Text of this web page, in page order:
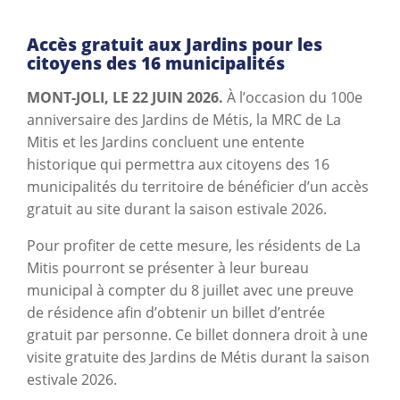
Accès gratuit aux Jardins pour les
citoyens des 16 municipalités
MONT-JOLI, LE 22 JUIN 2026. À l’occasion du 100e
anniversaire des Jardins de Métis, la MRC de La
Mitis et les Jardins concluent une entente
historique qui permettra aux citoyens des 16
municipalités du territoire de bénéficier d’un accès
gratuit au site durant la saison estivale 2026.
Pour profiter de cette mesure, les résidents de La
Mitis pourront se présenter à leur bureau
municipal à compter du 8 juillet avec une preuve
de résidence afin d’obtenir un billet d’entrée
gratuit par personne. Ce billet donnera droit à une
visite gratuite des Jardins de Métis durant la saison
estivale 2026.